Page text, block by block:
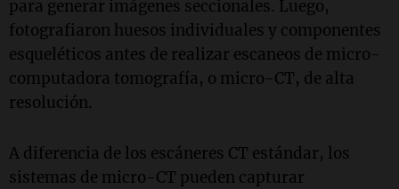
para generar imágenes seccionales. Luego,
fotografiaron huesos individuales y componentes
esqueléticos antes de realizar escaneos de micro-
computadora tomografía, o micro-CT, de alta
resolución.
A diferencia de los escáneres CT estándar, los
sistemas de micro-CT pueden capturar